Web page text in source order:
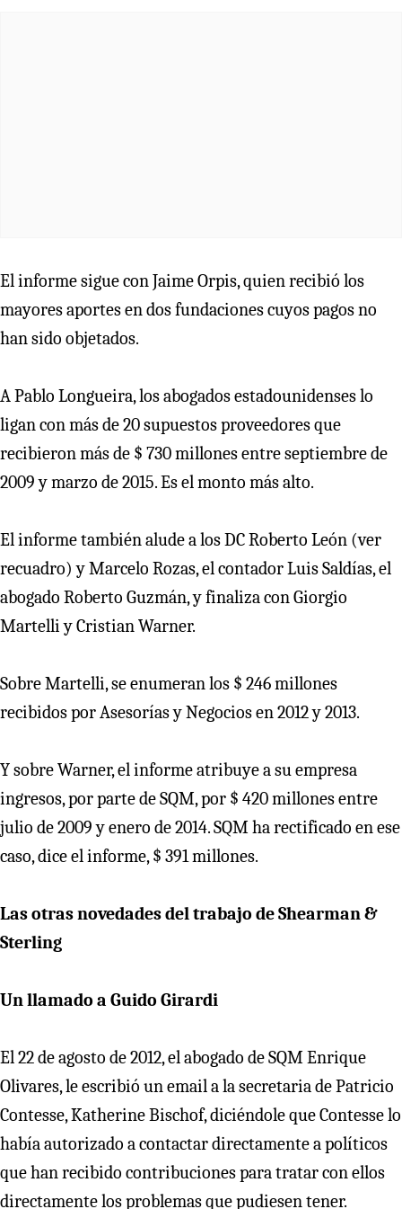
El informe sigue con Jaime Orpis, quien recibió los
mayores aportes en dos fundaciones cuyos pagos no
han sido objetados.
A Pablo Longueira, los abogados estadounidenses lo
ligan con más de 20 supuestos proveedores que
recibieron más de $ 730 millones entre septiembre de
2009 y marzo de 2015. Es el monto más alto.
El informe también alude a los DC Roberto León (ver
recuadro) y Marcelo Rozas, el contador Luis Saldías, el
abogado Roberto Guzmán, y finaliza con Giorgio
Martelli y Cristian Warner.
Sobre Martelli, se enumeran los $ 246 millones
recibidos por Asesorías y Negocios en 2012 y 2013.
Y sobre Warner, el informe atribuye a su empresa
ingresos, por parte de SQM, por $ 420 millones entre
julio de 2009 y enero de 2014. SQM ha rectificado en ese
caso, dice el informe, $ 391 millones.
Las otras novedades del trabajo de Shearman &
Sterling
Un llamado a Guido Girardi
El 22 de agosto de 2012, el abogado de SQM Enrique
Olivares, le escribió un email a la secretaria de Patricio
Contesse, Katherine Bischof, diciéndole que Contesse lo
había autorizado a contactar directamente a políticos
que han recibido contribuciones para tratar con ellos
directamente los problemas que pudiesen tener.